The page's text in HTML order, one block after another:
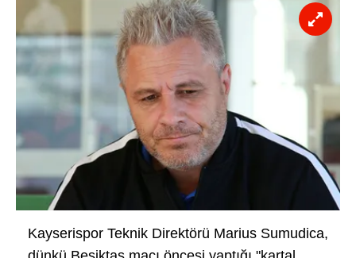
Kayserispor Teknik Direktörü Marius Sumudica,